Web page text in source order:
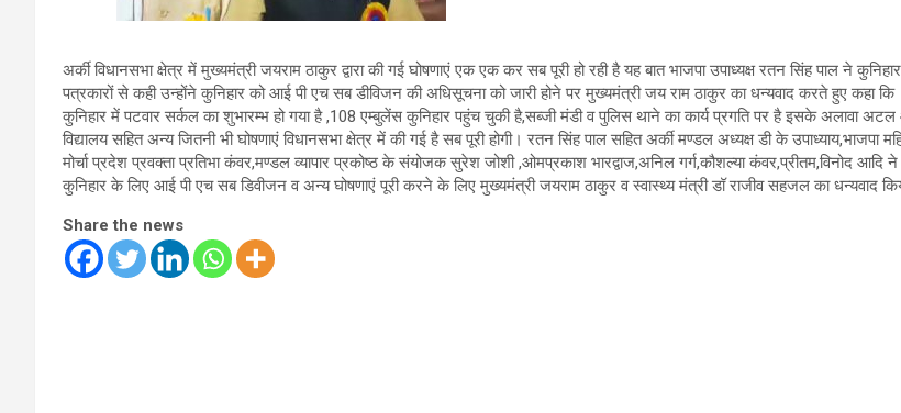
अर्की विधानसभा क्षेत्र में मुख्यमंत्री जयराम ठाकुर द्वारा की गई घोषणाएं एक एक कर सब पूरी हो रही है यह बात भाजपा उपाध्यक्ष रतन सिंह पाल ने
पत्रकारों से कही उन्होंने कुनिहार को आई पी एच सब डीविजन की अधिसूचना को जारी होने पर मुख्यमंत्री जय राम ठाकुर का धन्यवाद करते हुए कहा कि
कुनिहार में पटवार सर्कल का शुभारम्भ हो गया है ,108 एम्बुलेंस कुनिहार पहुंच चुकी है,सब्जी मंडी व पुलिस थाने का कार्य प्रगति पर है इसके अलावा
विद्यालय सहित अन्य जितनी भी घोषणाएं विधानसभा क्षेत्र में की गई है सब पूरी होगी। रतन सिंह पाल सहित अर्की मण्डल अध्यक्ष डी के उपाध्याय,भाजपा
मोर्चा प्रदेश प्रवक्ता प्रतिभा कंवर,मण्डल व्यापार प्रकोष्ठ के संयोजक सुरेश जोशी ,ओमप्रकाश भारद्वाज,अनिल गर्ग,कौशल्या कंवर,प्रीतम,विनोद आदि ने
कुनिहार के लिए आई पी एच सब डिवीजन व अन्य घोषणाएं पूरी करने के लिए मुख्यमंत्री जयराम ठाकुर व स्वास्थ्य मंत्री डॉ राजीव सहजल का धन्यवाद
Share the news